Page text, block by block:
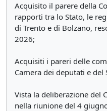
Acquisito il parere della
rapporti tra lo Stato, le
di Trento e di Bolzano,
2026;
Acquisiti i pareri delle
Camera dei deputati e del
Vista la deliberazione del
nella riunione del 4